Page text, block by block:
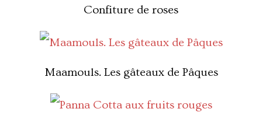
Confiture de roses
Maamouls. Les gâteaux de Pâques